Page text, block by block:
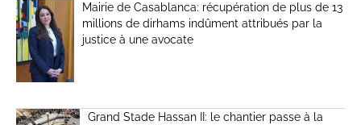
Mairie de Casablanca: récupération de plus de 13
millions de dirhams indûment attribués par la
justice à une avocate
Grand Stade Hassan II: le chantier passe à la